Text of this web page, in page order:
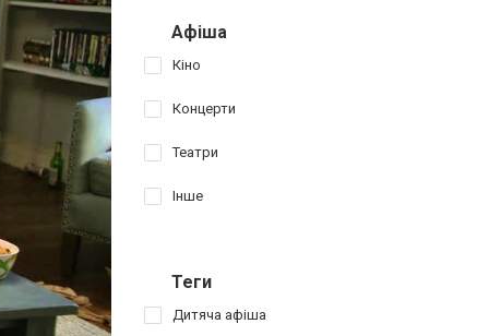
Афіша
Кіно
Концерти
Театри
Інше
Теги
Дитяча афіша